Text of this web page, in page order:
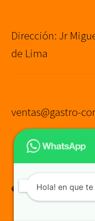
Dirección: Jr
de Lima
ventas@gastro-
© GASTRO CORP SAC
Construido con
Hola! en que